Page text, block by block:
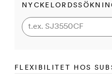
FLEXIBILITET HOS